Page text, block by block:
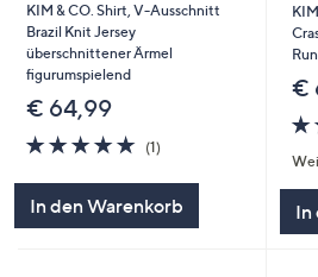
KIM & CO. Shirt, V-Ausschnitt
Brazil Knit Jersey
überschnittener Ärmel
figurumspielend
€ 64,99
5.0
von
5
(1)1
In den Warenkorb
€
In